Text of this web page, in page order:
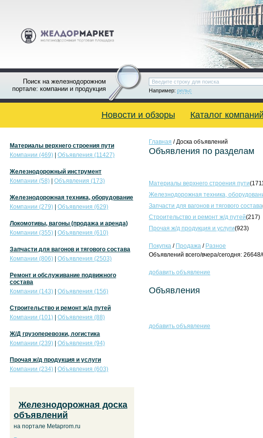
Поиск на железнодорожном
портале: компании и продукция
Например: рельс
Новости и обзоры Каталог компаний
Главная / Доска объявлений
Объявления по разделам
Материалы верхнего строения пути
Железнодорожная техника,
Запчасти для вагонов и тягового состава
Строительство и ремонт ж/д путей(217)
Прочая ж/д продукция и услуги(923)
Покупка / Продажа / Разное
Объявлений всего/вчера/сегодня:
добавить объявление
Объявления
добавить объявление
Материалы верхнего строения пути
Компании (469)
Объявления (11427)
Железнодорожный инструмент
Компании (58)
Объявления (173)
Железнодорожная техника, оборудование
Компании (279)
Объявления (629)
Локомотивы, вагоны (продажа и аренда)
Компании (355)
Объявления (610)
Запчасти для вагонов и тягового состава
Компании (806)
Объявления (2503)
Ремонт и обслуживание подвижного
состава
Компании (143)
Объявления (156)
Строительство и ремонт ж/д путей
Компании (101)
Объявления (88)
Ж/Д грузоперевозки, логистика
Компании (239)
Объявления (94)
Прочая ж/д продукция и услуги
Компании (234)
Объявления (603)
Железнодорожная доска
объявлений
на портале Metaprom.ru